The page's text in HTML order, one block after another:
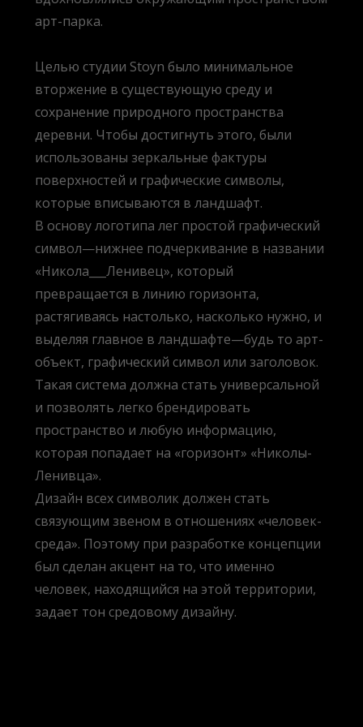
арт-парка.
Целью студии Stoyn было минимальное
вторжение в существующую среду и
сохранение природного пространства
деревни. Чтобы достигнуть этого, были
использованы зеркальные фактуры
поверхностей и графические символы,
которые вписываются в ландшафт.
В основу логотипа лег простой графический
символ—нижнее подчеркивание в названии
«Никола___Ленивец», который
превращается в линию горизонта,
растягиваясь настолько, насколько нужно, и
выделяя главное в ландшафте—будь то арт-
объект, графический символ или заголовок.
Такая система должна стать универсальной
и позволять легко брендировать
пространство и любую информацию,
которая попадает на «горизонт» «Николы-
Ленивца».
Дизайн всех символик должен стать
связующим звеном в отношениях «человек-
среда». Поэтому при разработке концепции
был сделан акцент на то, что именно
человек, находящийся на этой территории,
задает тон средовому дизайну.